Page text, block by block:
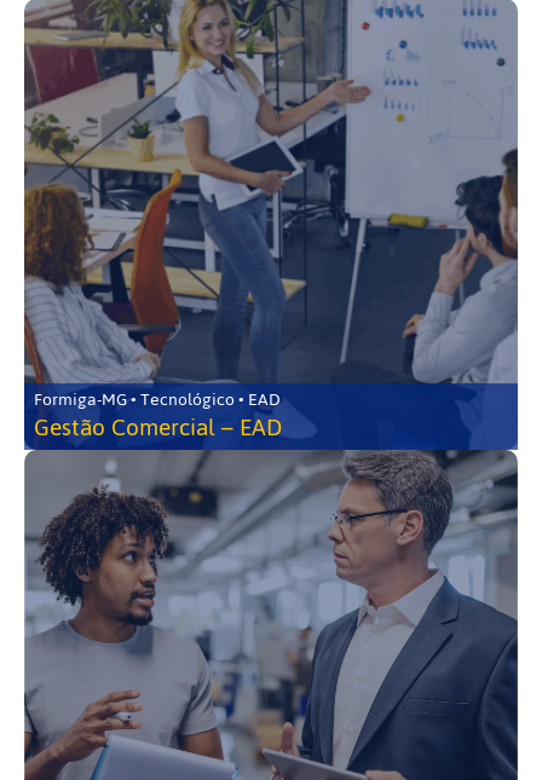
Formiga-MG • Tecnológico • EAD
Gestão Comercial – EAD